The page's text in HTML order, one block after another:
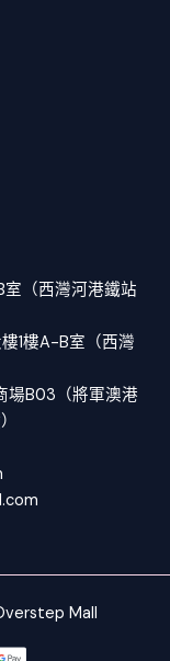
（西灣河港鐵站
1樓A-B室（西灣
場B03（將軍澳港
Mall